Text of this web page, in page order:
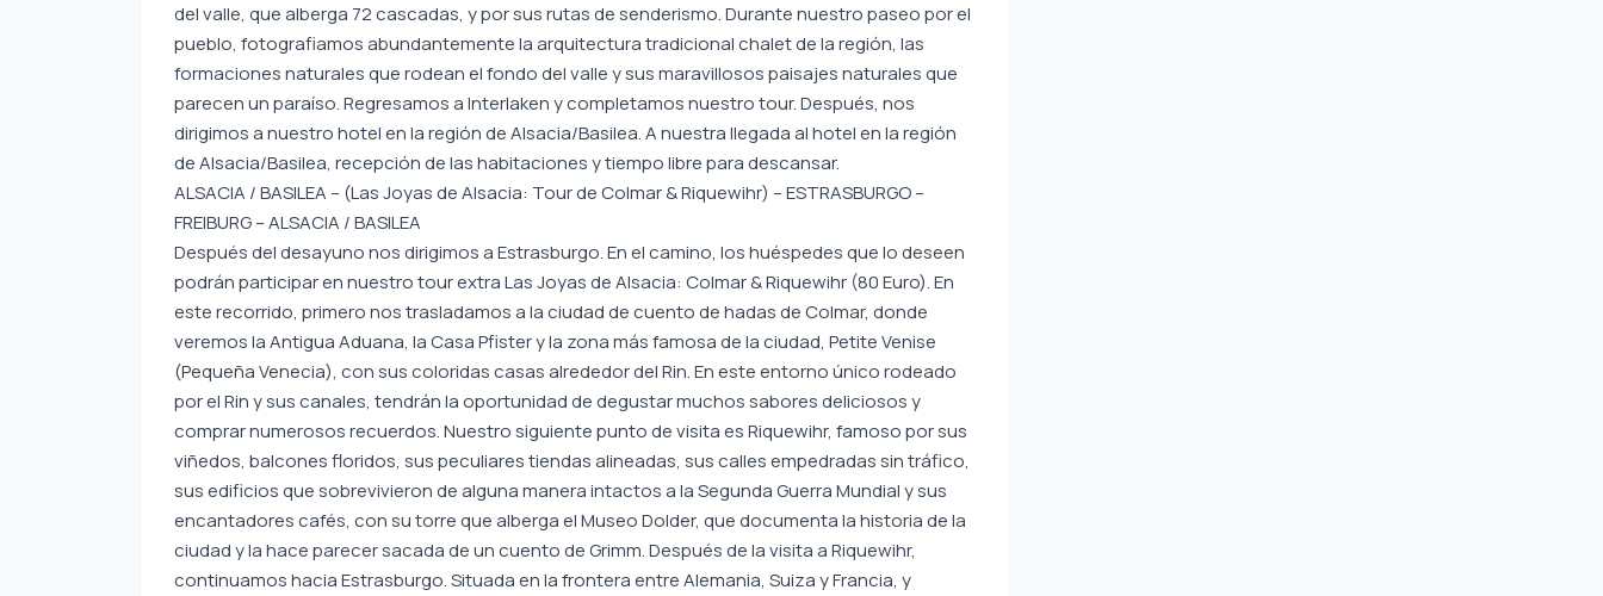
del valle, que alberga 72 cascadas, y por sus rutas de senderismo. Durante nuestro paseo por el
pueblo, fotografiamos abundantemente la arquitectura tradicional chalet de la región, las
formaciones naturales que rodean el fondo del valle y sus maravillosos paisajes naturales que
parecen un paraíso. Regresamos a Interlaken y completamos nuestro tour. Después, nos
dirigimos a nuestro hotel en la región de Alsacia/Basilea. A nuestra llegada al hotel en la región
de Alsacia/Basilea, recepción de las habitaciones y tiempo libre para descansar.
ALSACIA / BASILEA – (Las Joyas de Alsacia: Tour de Colmar & Riquewihr) – ESTRASBURGO –
FREIBURG – ALSACIA / BASILEA
Después del desayuno nos dirigimos a Estrasburgo. En el camino, los huéspedes que lo deseen
podrán participar en nuestro tour extra Las Joyas de Alsacia: Colmar & Riquewihr (80 Euro). En
este recorrido, primero nos trasladamos a la ciudad de cuento de hadas de Colmar, donde
veremos la Antigua Aduana, la Casa Pfister y la zona más famosa de la ciudad, Petite Venise
(Pequeña Venecia), con sus coloridas casas alrededor del Rin. En este entorno único rodeado
por el Rin y sus canales, tendrán la oportunidad de degustar muchos sabores deliciosos y
comprar numerosos recuerdos. Nuestro siguiente punto de visita es Riquewihr, famoso por sus
viñedos, balcones floridos, sus peculiares tiendas alineadas, sus calles empedradas sin tráfico,
sus edificios que sobrevivieron de alguna manera intactos a la Segunda Guerra Mundial y sus
encantadores cafés, con su torre que alberga el Museo Dolder, que documenta la historia de la
ciudad y la hace parecer sacada de un cuento de Grimm. Después de la visita a Riquewihr,
continuamos hacia Estrasburgo. Situada en la frontera entre Alemania, Suiza y Francia, y